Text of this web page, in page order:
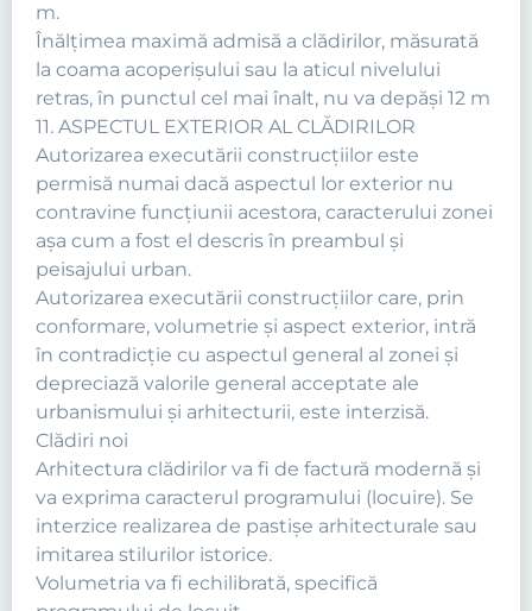
m.
Înălţimea maximă admisă a clădirilor, măsurată
la coama acoperişului sau la aticul nivelului
retras, în punctul cel mai înalt, nu va depăşi 12 m
11. ASPECTUL EXTERIOR AL CLĂDIRILOR
Autorizarea executării construcţiilor este
permisă numai dacă aspectul lor exterior nu
contravine funcţiunii acestora, caracterului zonei
aşa cum a fost el descris în preambul şi
peisajului urban.
Autorizarea executării construcţiilor care, prin
conformare, volumetrie şi aspect exterior, intră
în contradicţie cu aspectul general al zonei şi
depreciază valorile general acceptate ale
urbanismului şi arhitecturii, este interzisă.
Clădiri noi
Arhitectura clădirilor va fi de factură modernă şi
va exprima caracterul programului (locuire). Se
interzice realizarea de pastişe arhitecturale sau
imitarea stilurilor istorice.
Volumetria va fi echilibrată, specifică